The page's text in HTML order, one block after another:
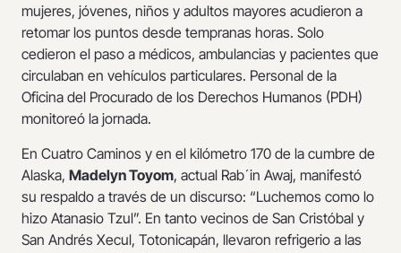
mujeres, jóvenes, niños y adultos mayores acudieron a
retomar los puntos desde tempranas horas. Solo
cedieron el paso a médicos, ambulancias y pacientes que
circulaban en vehículos particulares. Personal de la
Oficina del Procurado de los Derechos Humanos (PDH)
monitoreó la jornada.
En Cuatro Caminos y en el kilómetro 170 de la cumbre de
Alaska, Madelyn Toyom, actual Rab´in Awaj, manifestó
su respaldo a través de un discurso: “Luchemos como lo
hizo Atanasio Tzul”. En tanto vecinos de San Cristóbal y
San Andrés Xecul, Totonicapán, llevaron refrigerio a las